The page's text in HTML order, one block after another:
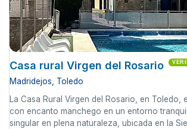
Casa rural Virgen del Rosario
Madridejos, Toledo
La Casa Rural Virgen del Rosario, en Toledo,
con encanto manchego en un entorno
singular en plena naturaleza, ubicada en la